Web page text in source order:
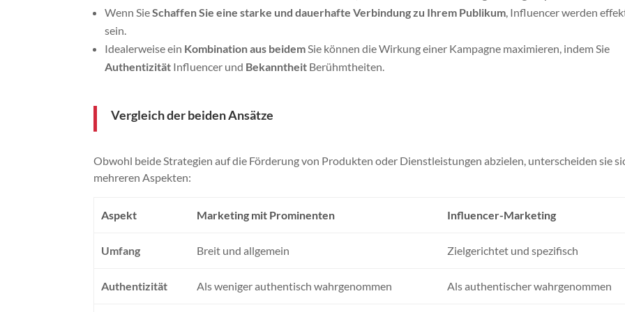
Wenn SieSchaffen Sie eine starke und dauerhafte Verbindung zu Ihrem Publikum , Influencer werden
sein.
Idealerweise ein Kombination aus beidem Sie können die Wirkung einer Kampagne maximieren, indem Sie
Authentizität Influencer und Bekanntheit Berühmtheiten.
Vergleich der beiden Ansätze
Obwohl beide Strategien auf die Förderung von Produkten oder Dienstleistungen abzielen, unterscheiden sie
mehreren Aspekten:
Aspekt Marketing mit Prominenten Influencer-Marketing
Umfang Breit und allgemein Zielgerichtet und spezifisch
Authentizität Als weniger authentisch wahrgenommen Als authentischer wahrgenommen